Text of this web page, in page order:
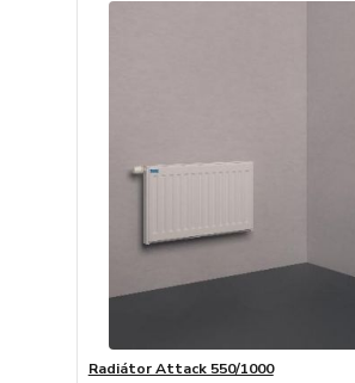
Radiátor Attack 550/1000